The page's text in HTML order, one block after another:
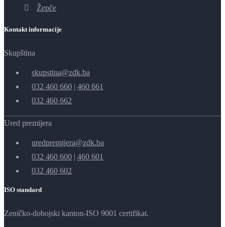
Žepče
Kontakt informacije
Skupština
skupstina@zdk.ba
032 460 660 | 460 661
032 460 662
Ured premijera
uredpremijera@zdk.ba
032 460 600 | 460 601
032 460 602
ISO standard
Zeničko-dobojski kanton-ISO 9001 certifikat.